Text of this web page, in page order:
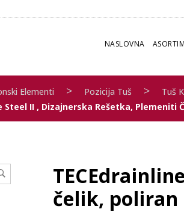
NASLOVNA
Elementi > Pozicija Tuš > Tuš
Steel II , Dizajnerska Rešetka, Plemeniti
čelik, poliran